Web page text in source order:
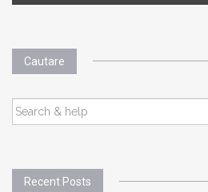
Cautare
SEARCH
FOR:
Recent Posts